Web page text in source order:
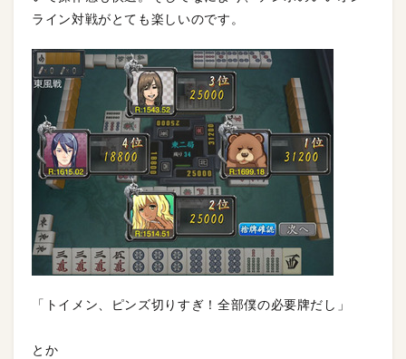
ライン対戦がとても楽しいのです。
「トイメン、ピンズ切りすぎ！全部僕の必要牌だし」
とか